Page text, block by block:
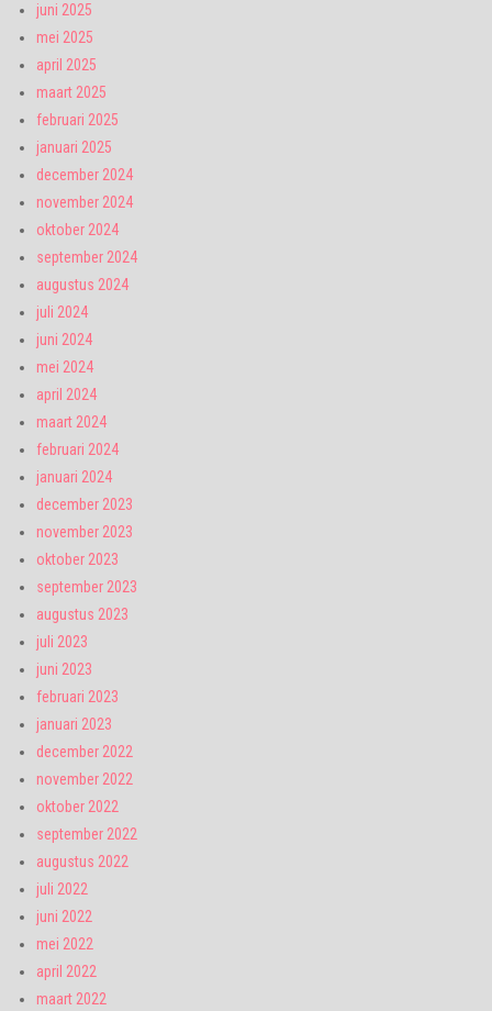
juni 2025
mei 2025
april 2025
maart 2025
februari 2025
januari 2025
december 2024
november 2024
oktober 2024
september 2024
augustus 2024
juli 2024
juni 2024
mei 2024
april 2024
maart 2024
februari 2024
januari 2024
december 2023
november 2023
oktober 2023
september 2023
augustus 2023
juli 2023
juni 2023
februari 2023
januari 2023
december 2022
november 2022
oktober 2022
september 2022
augustus 2022
juli 2022
juni 2022
mei 2022
april 2022
maart 2022